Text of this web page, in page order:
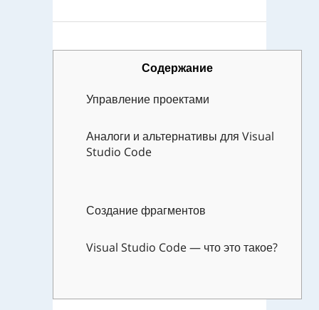
Содержание
Управление проектами
Аналоги и альтернативы для Visual
Studio Code
Создание фрагментов
Visual Studio Code — что это такое?